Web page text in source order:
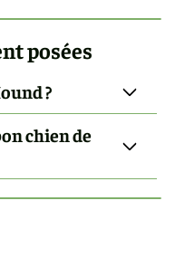
posées
?
chien de